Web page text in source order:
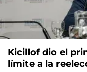
Kicillof dio el
límite a la